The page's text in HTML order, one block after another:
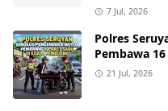
7 Jul, 2026
Polres
Pembawa
21 Jul, 2026